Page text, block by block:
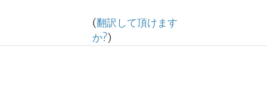
(翻訳して頂けます
か?)